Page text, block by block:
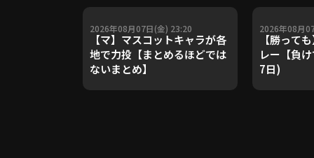
2026年08月07日(金) 23:20
【マ】マスコットキャラが各
地で力投【まとめるほどでは
ないまとめ】
2026年08月
【勝って
レー【負
7日)